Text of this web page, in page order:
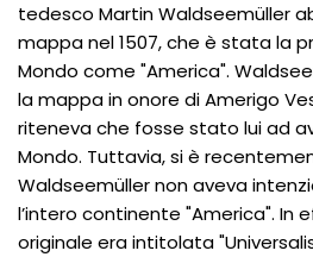
tedesco Martin Waldseemüller
mappa nel 1507, che è stata la
Mondo come "America".
la mappa in onore di Amerigo
riteneva che fosse stato lui ad
Mondo. Tuttavia, si è
Waldseemüller non aveva
l’intero continente "America". In
originale era intitolata